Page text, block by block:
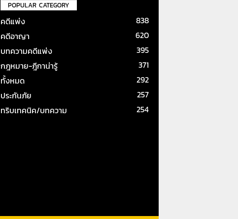
POPULAR CATEGORY
คดีแพ่ง
838
คดีอาญา
620
บทความคดีแพ่ง
395
กฎหมาย-ฎีกาน่ารู้
371
ทั้งหมด
292
ประกันภัย
257
ทริบเทคนิค/บทความ
254